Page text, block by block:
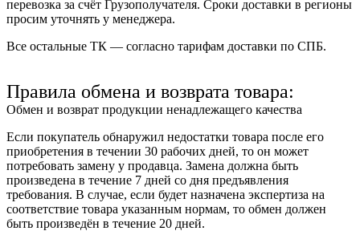
перевозка за счёт Грузополучателя. Сроки доставки в регионы
просим уточнять у менеджера.
Все остальные ТК — согласно тарифам доставки по СПБ.
Правила обмена и возврата товара:
Обмен и возврат продукции ненадлежащего качества
Если покупатель обнаружил недостатки товара после его
приобретения в течении 30 рабочих дней, то он может
потребовать замену у продавца. Замена должна быть
произведена в течение 7 дней со дня предъявления
требования. В случае, если будет назначена экспертиза на
соответствие товара указанным нормам, то обмен должен
быть произведён в течение 20 дней.